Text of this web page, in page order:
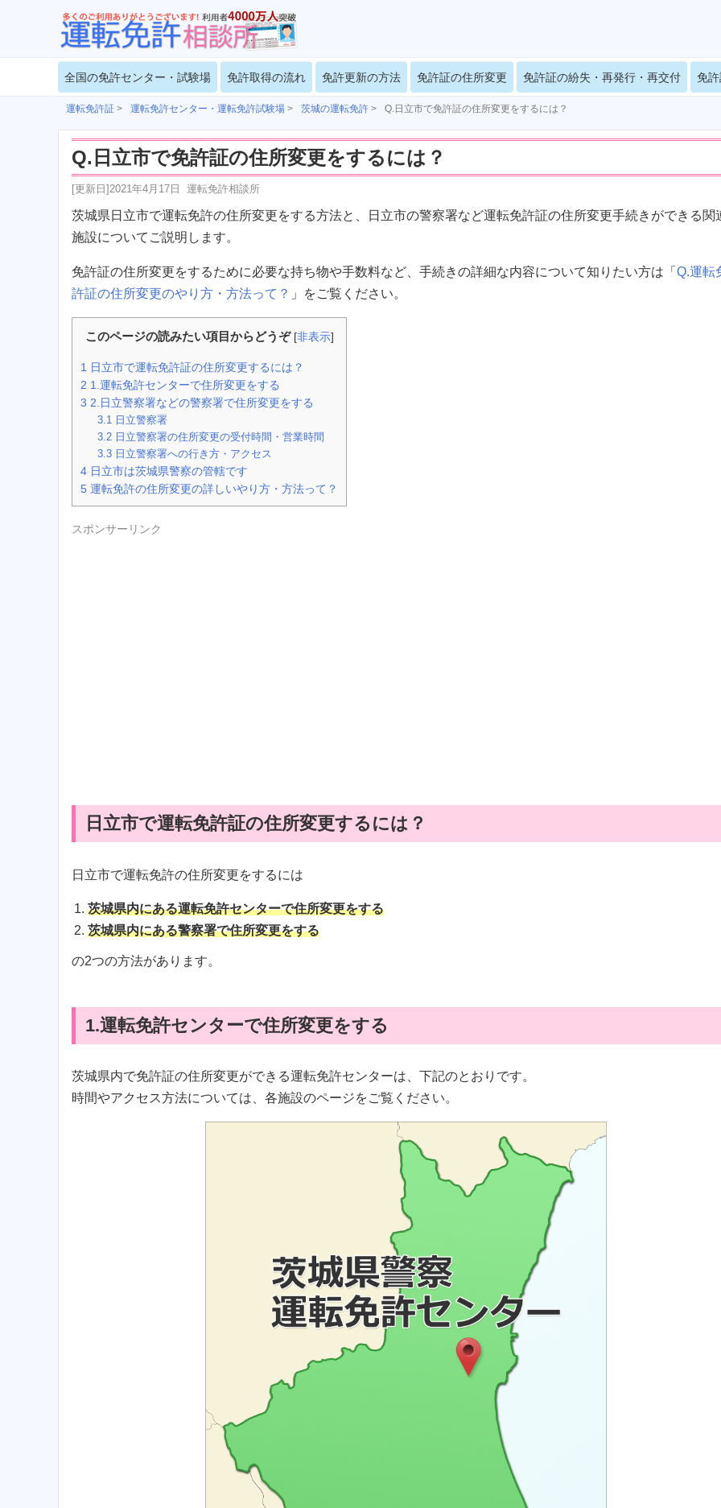
全国の免許センター・試験場 免許取得の流れ 免許更新の方法 免許証の住所変更 免許証の紛失・再発行・再交付 免
運転免許証 > 運転免許センター・運転免許試験場 > 茨城の運転免許 > Q.日立市で免許証の住所変更をするには？
Q.日立市で免許証の住所変更をするには？
[更新日]2021年4月17日 運転免許相談所
茨城県日立市で運転免許の住所変更をする方法と、日立市の警察署など運転免許証の住所変更手続きができる関
施設についてご説明します。
免許証の住所変更をするために必要な持ち物や手数料など、手続きの詳細な内容について知りたい方は「 Q.運転
許証の住所変更のやり方・方法って？ 」をご覧ください。
このページの読みたい項目からどうぞ [非表示]
1 日立市で運転免許証の住所変更するには？
2 1.運転免許センターで住所変更をする
3 2.日立警察署などの警察署で住所変更をする
3.1 日立警察署
3.2 日立警察署の住所変更の受付時間・営業時間
3.3 日立警察署への行き方・アクセス
4 日立市は茨城県警察の管轄です
5 運転免許の住所変更の詳しいやり方・方法って？
スポンサーリンク
日立市で運転免許証の住所変更するには？
日立市で運転免許の住所変更をするには
茨城県内にある運転免許センターで住所変更をする
茨城県内にある警察署で住所変更をする
の2つの方法があります。
1.運転免許センターで住所変更をする
茨城県内で免許証の住所変更ができる運転免許センターは、下記のとおりです。
時間やアクセス方法については、各施設のページをご覧ください。